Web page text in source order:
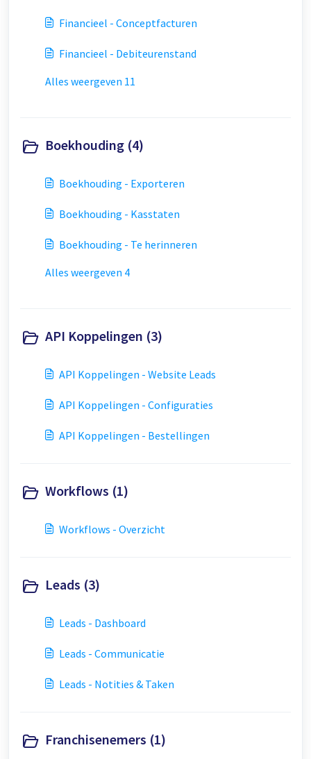
Financieel - Conceptfacturen
Financieel - Debiteurenstand
Alles weergeven 11
Boekhouding (4)
Boekhouding - Exporteren
Boekhouding - Kasstaten
Boekhouding - Te herinneren
Alles weergeven 4
API Koppelingen (3)
API Koppelingen - Website Leads
API Koppelingen - Configuraties
API Koppelingen - Bestellingen
Workflows (1)
Workflows - Overzicht
Leads (3)
Leads - Dashboard
Leads - Communicatie
Leads - Notities & Taken
Franchisenemers (1)